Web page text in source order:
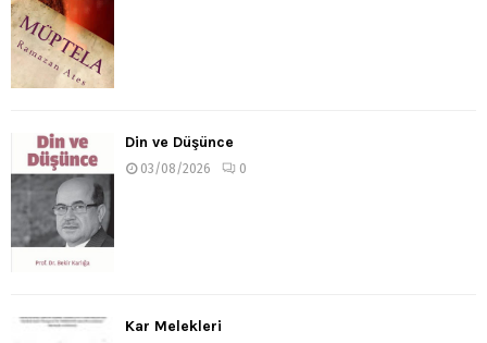
Din ve Düşünce
03/08/2026 0
Kar Melekleri